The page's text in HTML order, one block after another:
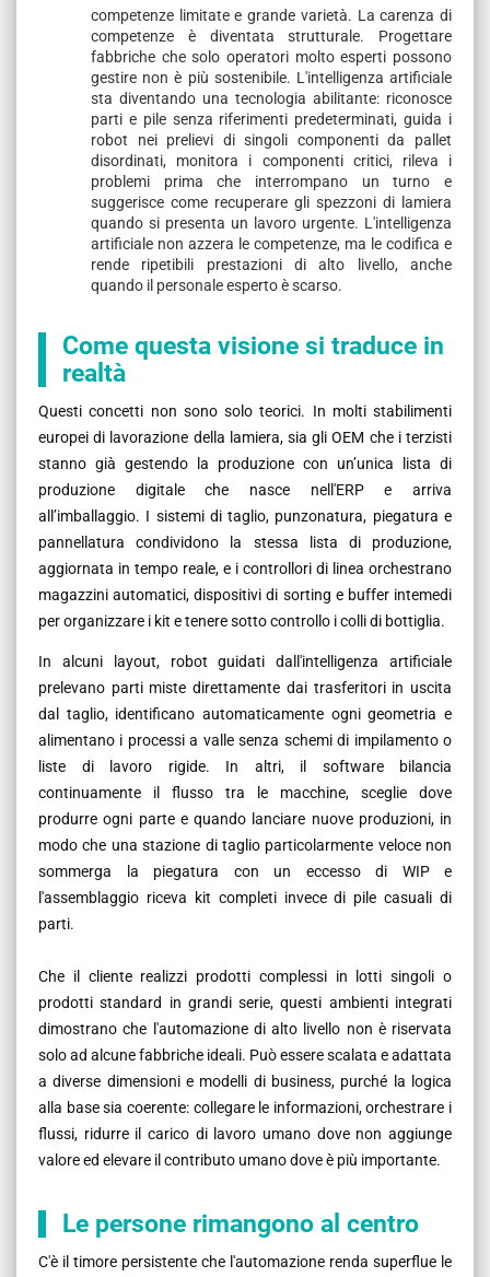
competenze limitate e grande varietà. La carenza di
competenze è diventata strutturale. Progettare
fabbriche che solo operatori molto esperti possono
gestire non è più sostenibile. L'intelligenza artificiale
sta diventando una tecnologia abilitante: riconosce
parti e pile senza riferimenti predeterminati, guida i
robot nei prelievi di singoli componenti da pallet
disordinati, monitora i componenti critici, rileva i
problemi prima che interrompano un turno e
suggerisce come recuperare gli spezzoni di lamiera
quando si presenta un lavoro urgente. L'intelligenza
artificiale non azzera le competenze, ma le codifica e
rende ripetibili prestazioni di alto livello, anche
quando il personale esperto è scarso.
Come questa visione si traduce in
realtà
Questi concetti non sono solo teorici. In molti stabilimenti
europei di lavorazione della lamiera, sia gli OEM che i terzisti
stanno già gestendo la produzione con un’unica lista di
produzione digitale che nasce nell'ERP e arriva
all’imballaggio. I sistemi di taglio, punzonatura, piegatura e
pannellatura condividono la stessa lista di produzione,
aggiornata in tempo reale, e i controllori di linea orchestrano
magazzini automatici, dispositivi di sorting e buffer intemedi
per organizzare i kit e tenere sotto controllo i colli di bottiglia.
In alcuni layout, robot guidati dall'intelligenza artificiale
prelevano parti miste direttamente dai trasferitori in uscita
dal taglio, identificano automaticamente ogni geometria e
alimentano i processi a valle senza schemi di impilamento o
liste di lavoro rigide. In altri, il software bilancia
continuamente il flusso tra le macchine, sceglie dove
produrre ogni parte e quando lanciare nuove produzioni, in
modo che una stazione di taglio particolarmente veloce non
sommerga la piegatura con un eccesso di WIP e
l'assemblaggio riceva kit completi invece di pile casuali di
parti.
Che il cliente realizzi prodotti complessi in lotti singoli o
prodotti standard in grandi serie, questi ambienti integrati
dimostrano che l'automazione di alto livello non è riservata
solo ad alcune fabbriche ideali. Può essere scalata e adattata
a diverse dimensioni e modelli di business, purché la logica
alla base sia coerente: collegare le informazioni, orchestrare i
flussi, ridurre il carico di lavoro umano dove non aggiunge
valore ed elevare il contributo umano dove è più importante.
Le persone rimangono al centro
C'è il timore persistente che l'automazione renda superflue le